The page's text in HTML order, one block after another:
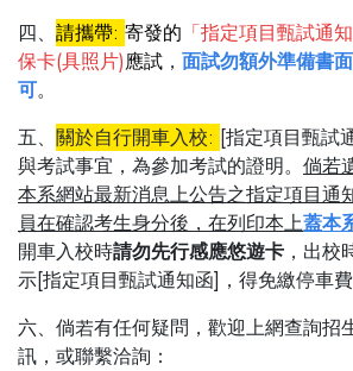
四、 請攜帶: 寄發的 「指定項目甄試通
保卡(具照片)應試 ， 面試勿額外準備書
可。
五、 關於自行開車入校: [指定項目甄試
與考試事宜，為參加考試的證明。 倘若
本系網站最新消息上公告之指定項目通
員在確認考生身分後，在列印本上蓋本
開車入校時請勿先行感應悠遊卡 ，出校
示[指定項目甄試通知函]，得免繳停車
六、倘若有任何疑問，歡迎上網查詢招
訊，或聯繫洽詢：